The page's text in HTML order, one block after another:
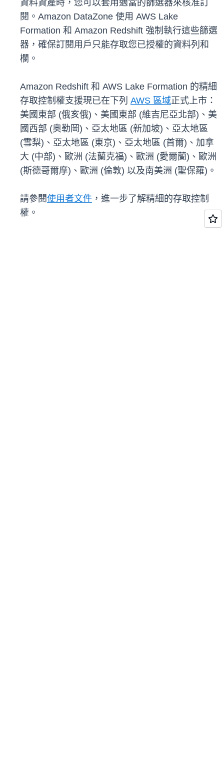
資料資產時，您可以套用適當的篩選器來核准訂
閱。Amazon DataZone 使用 AWS Lake
Formation 和 Amazon Redshift 強制執行這些篩選
器，確保訂閱用戶只能存取您已授權的資料列和
欄。
Amazon Redshift 和 AWS Lake Formation 的精細
存取控制權支援現已在下列 AWS 區域正式上市：
美國東部 (俄亥俄)、美國東部 (維吉尼亞北部)、美
國西部 (奧勒岡)、亞太地區 (新加坡)、亞太地區
(雪梨)、亞太地區 (東京)、亞太地區 (首爾)、加拿
大 (中部)、歐洲 (法蘭克福)、歐洲 (愛爾蘭)、歐洲
(斯德哥爾摩)、歐洲 (倫敦) 以及南美洲 (聖保羅)。
請參閱使用者文件 ，進一步了解精細的存取控制
權。